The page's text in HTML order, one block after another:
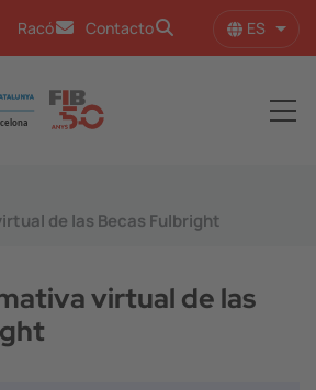
Racó Contacto ES
de las Becas Fulbright
virtual de las